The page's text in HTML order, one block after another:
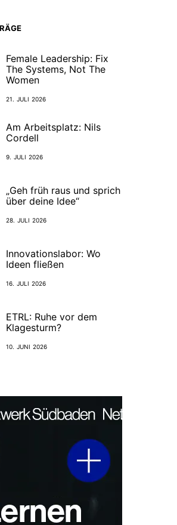
Female Leadership: Fix
The Systems, Not The
Women
21. JULI 2026
Am Arbeitsplatz: Nils
Cordell
9. JULI 2026
„Geh früh raus und sprich
über deine Idee“
28. JULI 2026
Innovationslabor: Wo
Ideen fließen
16. JULI 2026
ETRL: Ruhe vor dem
Klagesturm?
10. JUNI 2026